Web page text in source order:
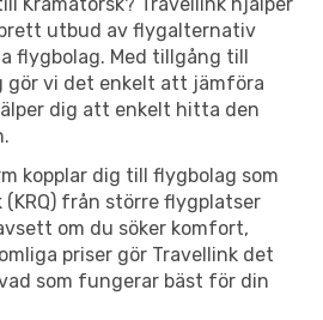
utbud av flygalternativ
flygbolag. Med tillgång till
gör vi det enkelt att jämföra
dig att enkelt hitta den
kopplar dig till flygbolag som
från större flygplatser
om du söker komfort,
priser gör Travellink det
som fungerar bäst för din